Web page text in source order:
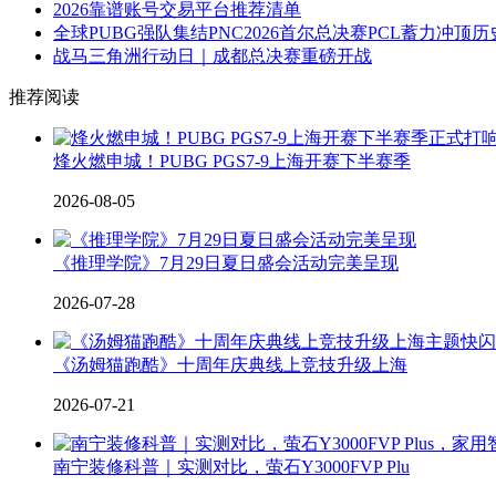
2026靠谱账号交易平台推荐清单
全球PUBG强队集结PNC2026首尔总决赛PCL蓄力冲顶历
战马三角洲行动日｜成都总决赛重磅开战
推荐阅读
烽火燃申城！PUBG PGS7-9上海开赛下半赛季
2026-08-05
《推理学院》7月29日夏日盛会活动完美呈现
2026-07-28
《汤姆猫跑酷》十周年庆典线上竞技升级上海
2026-07-21
南宁装修科普｜实测对比，萤石Y3000FVP Plu